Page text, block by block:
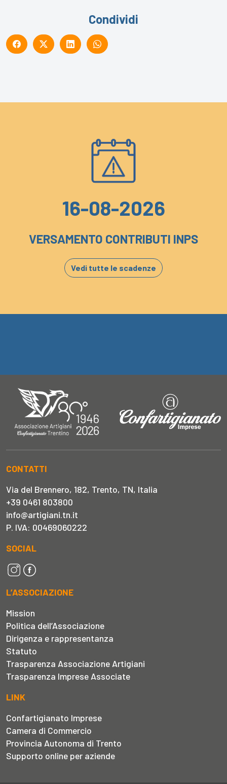
Condividi
16-08-2026
VERSAMENTO CONTRIBUTI INPS
Vedi tutte le scadenze
CONTATTI
Via del Brennero, 182, Trento, TN, Italia
+39 0461 803800
info@artigiani.tn.it
P. IVA: 00469060222
SOCIAL
L’ASSOCIAZIONE
Mission
Politica dell’Associazione
Dirigenza e rappresentanza
Statuto
Trasparenza Associazione Artigiani
Trasparenza Imprese Associate
LINK
Confartigianato Imprese
Camera di Commercio
Provincia Autonoma di Trento
Supporto online per aziende